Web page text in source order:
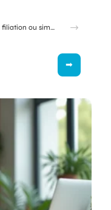
Besoin de joindre votre livreur Amazon ? Dans quels cas le 0187217777 s’affiche vraiment ?